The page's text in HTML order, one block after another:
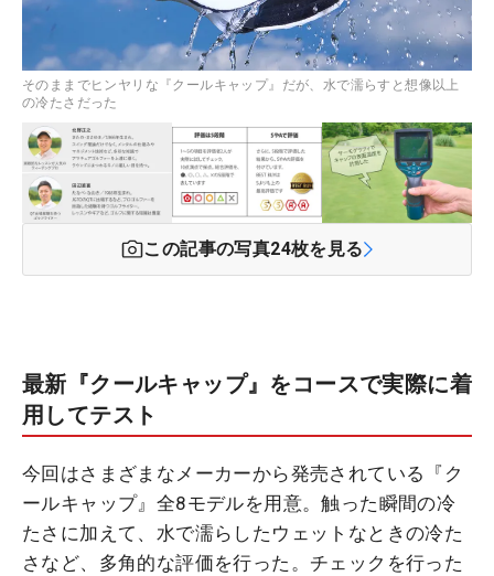
そのままでヒンヤリな『クールキャップ』だが、水で濡らすと想像以上
の冷たさだった
この記事の写真24枚を見る
最新『クールキャップ』をコースで実際に着
用してテスト
今回はさまざまなメーカーから発売されている『ク
ールキャップ』全8モデルを用意。触った瞬間の冷
たさに加えて、水で濡らしたウェットなときの冷た
さなど、多角的な評価を行った。チェックを行った